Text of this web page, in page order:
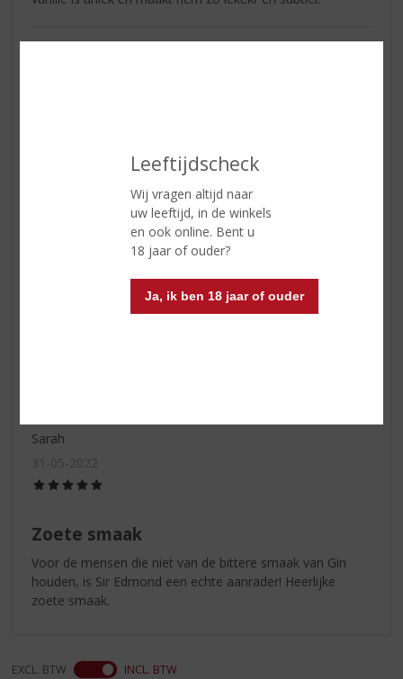
Leeftijdscheck
Wij vragen altijd naar
uw leeftijd, in de winkels
en ook online. Bent u
18 jaar of ouder?
Ja, ik ben 18 jaar of ouder
Verassend lekker
Heerlijke vanille gin! Wat een unieke zoete smaak heeft
deze gin, ik ben fan!
Sarah
31-05-2022
Zoete smaak
Voor de mensen die niet van de bittere smaak van Gin
houden, is Sir Edmond een echte aanrader! Heerlijke
zoete smaak.
EXCL. BTW INCL. BTW